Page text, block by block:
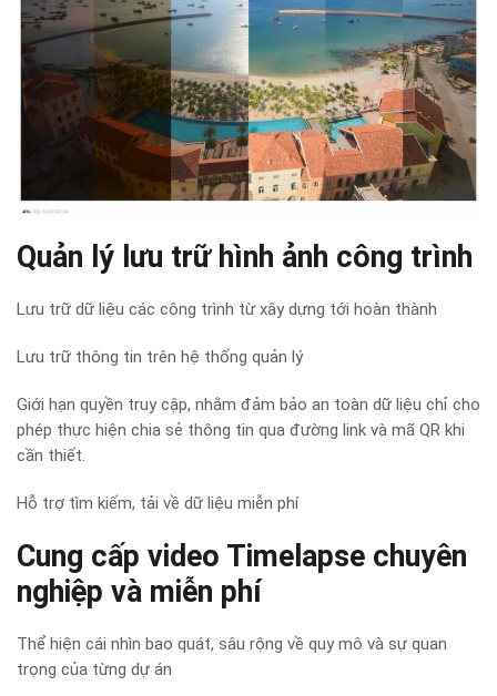
Quản lý lưu trữ hình ảnh công trình
Lưu trữ dữ liệu các công trình từ xây dựng tới hoàn thành
Lưu trữ thông tin trên hệ thống quản lý
Giới hạn quyền truy cập, nhằm đảm bảo an toàn dữ liệu chỉ cho
phép thực hiện chia sẻ thông tin qua đường link và mã QR khi
cần thiết.
Hỗ trợ tìm kiếm, tải về dữ liệu miễn phí
Cung cấp video Timelapse chuyên
nghiệp và miễn phí
Thể hiện cái nhìn bao quát, sâu rộng về quy mô và sự quan
trọng của từng dự án